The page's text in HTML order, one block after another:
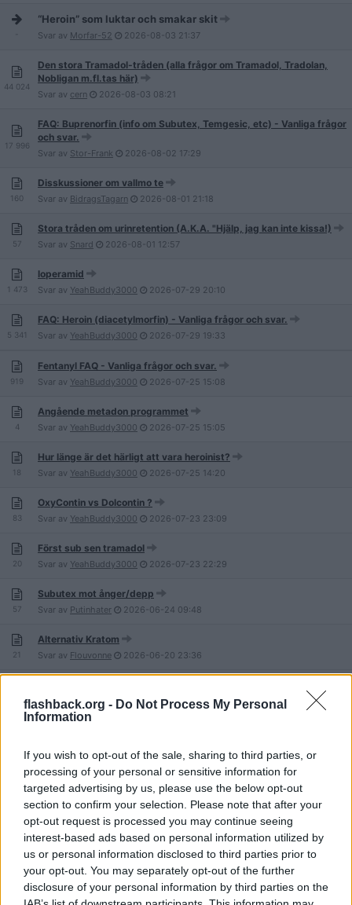
flashback.org - Do Not Process My Personal
Information
If you wish to opt-out of the sale, sharing to third parties, or
processing of your personal or sensitive information for
targeted advertising by us, please use the below opt-out
section to confirm your selection. Please note that after your
opt-out request is processed you may continue seeing
interest-based ads based on personal information utilized by
us or personal information disclosed to third parties prior to
your opt-out. You may separately opt-out of the further
disclosure of your personal information by third parties on the
“Heroin” som luktar och smakar skit
Svar av Morfar-52 2026-08-03 21:37
44 024
Den stora Tramadol-tråden (alla frågor om Tramadol, Tradolan,
Nobligan m.fl.tas här)
Svar av cern 2026-08-03 08:21
17 996
FAQ: Buprenorfin (info om Subutex, Temgesic, etc) - Vanliga frågor
och svar.
Svar av Stor-Frank 2026-08-02 17:29
160
Disskussioner om vallmo te
Svar av BidragsTagarn 2026-08-01 21:18
57
Stora tråden om urinretention (A.K.A. "Hjälp, jag kan inte kissa!)
Svar av Snard 2026-08-01 12:57
1 473
loperamid
Svar av YeahBuddy3000 2026-07-29 20:10
5 341
FAQ: Heroin (diacetylmorfin) - Vanliga frågor och svar.
Svar av YeahBuddy3000 2026-07-29 19:33
919
Fentanyl FAQ - Vanliga frågor och svar.
Svar av YeahBuddy3000 2026-07-25 15:08
4
Angående metadon programmet
Svar av YeahBuddy3000 2026-07-25 15:05
18
Hur länge är det härligt att vara heroinist?
Svar av YeahBuddy3000 2026-07-25 14:20
83
OxyContin vs Dolcontin ?
Svar av YeahBuddy3000 2026-07-23 23:09
20
Först sub sen tramadol
Svar av YeahBuddy3000 2026-07-23 22:29
57
Subutex mot ånger/depp
Svar av Putinhater 2026-06-24 09:48
21
Alternativ Kratom
Svar av Flouvonne 2026-06-20 23:36
Svar avSiggelinasson 2026-06-1423:56
Nitazener och de falska tabletter (Oxycontin, Oxymorfon) som säljs
med ämnet i sig
Svar avFlouvonne 2026-06-0717:15
Tianeptine
Svar avAsagne 2026-06-0619:18
Fentanyl plåster
YeahBuddy3000